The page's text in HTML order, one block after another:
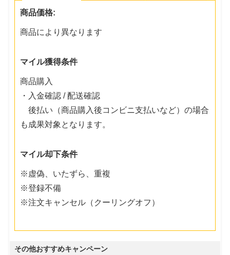
商品価格:
商品により異なります
マイル獲得条件
商品購入
・入金確認 / 配送確認
後払い（商品購入後コンビニ支払いなど）の場合
も成果対象となります。
マイル却下条件
※虚偽、いたずら、重複
※登録不備
※注文キャンセル（クーリングオフ）
その他おすすめキャンペーン